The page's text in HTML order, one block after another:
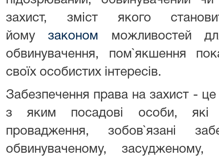
захист, зміст якого
йомузаконом можливостей
обвинувачення, пом`якшення
своїх особистих інтересів.
Забезпечення права на захист -
з яким посадові особи, які
провадження, зобов`язані
обвинуваченому, засудженому,